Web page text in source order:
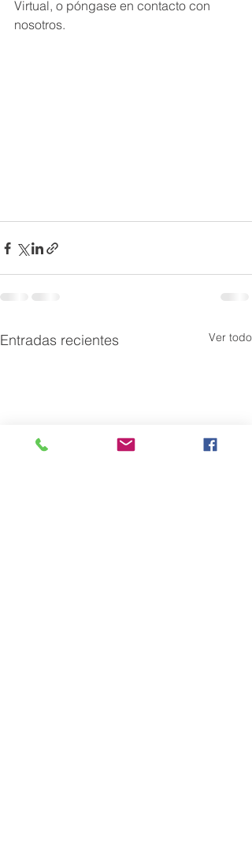
Virtual, o póngase en contacto con
nosotros.
Entradas recientes Ver todo